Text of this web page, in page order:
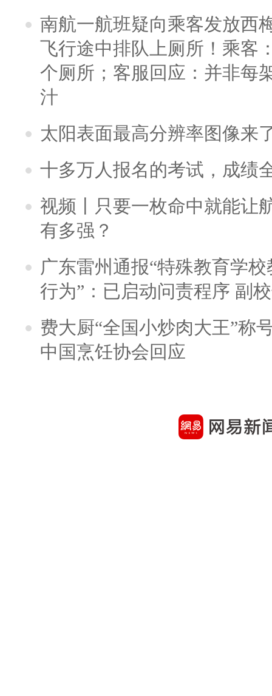
南航一航班疑向乘客发放西
飞行途中排队上厕所！乘客
个厕所；客服回应：并非每
汁
太阳表面最高分辨率图像来
十多万人报名的考试，成绩
视频丨只要一枚命中就能让
有多强？
广东雷州通报“特殊教育学
行为”：已启动问责程序 副
费大厨“全国小炒肉大王”称
中国烹饪协会回应